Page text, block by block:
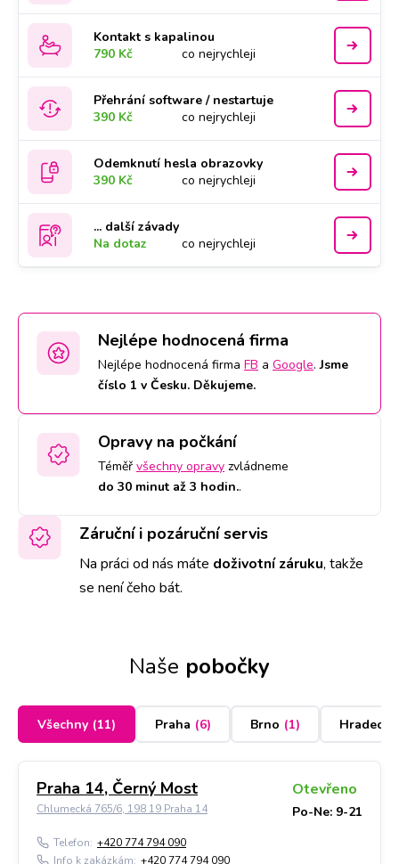
Kontakt s kapalinou
790 Kč
co nejrychleji
Přehrání software / nestartuje
390 Kč
co nejrychleji
Odemknutí hesla obrazovky
390 Kč
co nejrychleji
... další závady
Na dotaz
co nejrychleji
Nejlépe hodnocená firma
Nejlépe hodnocená firma FB a Google.Jsme
číslo 1 v Česku. Děkujeme.
Opravy na počkání
Téměř všechny opravy zvládneme
do 30 minut až 3 hodin..
Záruční i pozáruční servis
Na práci od nás máte doživotní záruku, takže
se není čeho bát.
Naše pobočky
Všechny (11) Praha (6) Brno (1) Hradec
Praha 14, Černý Most
Chlumecká 765/6, 198 19 Praha 14
Otevřeno
Po-Ne: 9-21
Telefon: +420 774 794 090
Info k zakázkám: +420 774 794 090